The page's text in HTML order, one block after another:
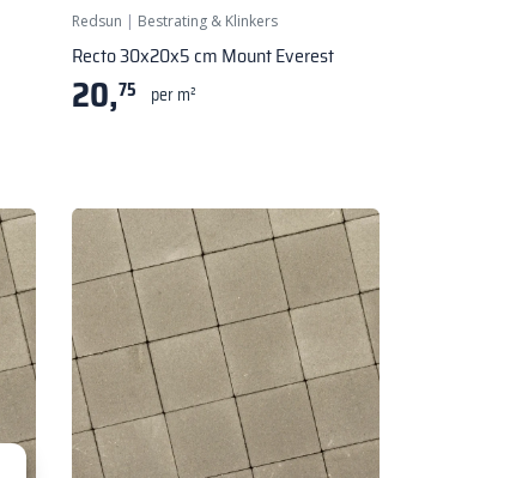
Redsun | Bestrating & Klinkers
Recto 30x20x5 cm Mount Everest
20,75 per m²